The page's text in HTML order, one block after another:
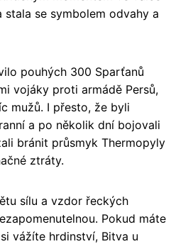
stala se symbolem odvahy a
pouhých 300 Sparťanů
vojáky proti armádě Persů,
mužů. I přesto, že byli
a po několik dní bojovali
bránit průsmyk Thermopyly
ztráty.
sílu a vzdor řeckých
Pokud máte
vážíte hrdinství, Bitva u